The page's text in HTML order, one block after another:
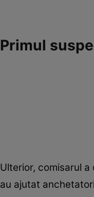
Primul
Ulterior, comisarul
au ajutat